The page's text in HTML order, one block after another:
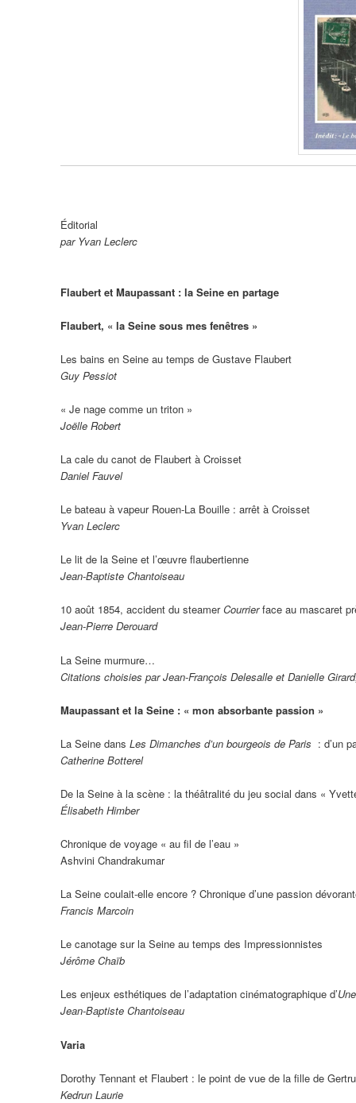
Éditorial
par Yvan Leclerc
Flaubert et Maupassant : la Seine en partage
Flaubert, « la Seine sous mes fenêtres »
Les bains en Seine au temps de Gustave Flaubert
Guy Pessiot
« Je nage comme un triton »
Joëlle Robert
La cale du canot de Flaubert à Croisset
Daniel Fauvel
Le bateau à vapeur Rouen-La Bouille : arrêt à Croisset
Yvan Leclerc
Le lit de la Seine et l’œuvre flaubertienne
Jean-Baptiste Chantoiseau
10 août 1854, accident du steamerCourrierface au mascaret
Jean-Pierre Derouard
La Seine murmure…
Citations choisies par Jean-François Delesalle et Danielle
Maupassant et la Seine : « mon absorbante passion »
La Seine dans Les Dimanches d’un bourgeois de Paris : d’un
Catherine Botterel
De la Seine à la scène : la théâtralité du jeu social dans «
Élisabeth Himber
Chronique de voyage « au fil de l’eau »
Ashvini Chandrakumar
La Seine coulait-elle encore ? Chronique d’une passion
Francis Marcoin
Le canotage sur la Seine au temps des Impressionnistes
Jérôme Chaïb
Les enjeux esthétiques de l’adaptation cinématographique d’
Jean-Baptiste Chantoiseau
Varia
Dorothy Tennant et Flaubert : le point de vue de la fille de
Kedrun Laurie